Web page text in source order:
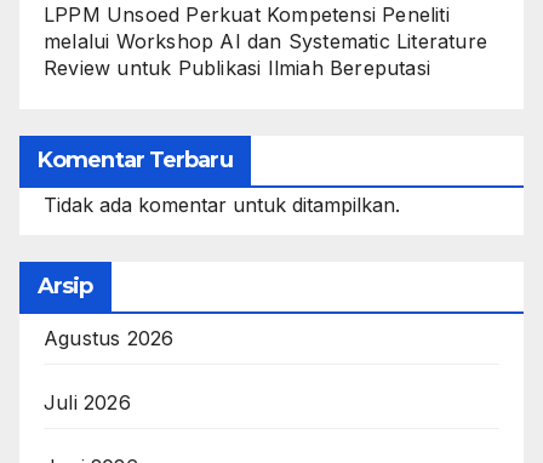
LPPM Unsoed Perkuat Kompetensi Peneliti
melalui Workshop AI dan Systematic Literature
Review untuk Publikasi Ilmiah Bereputasi
Komentar Terbaru
Tidak ada komentar untuk ditampilkan.
Arsip
Agustus 2026
Juli 2026